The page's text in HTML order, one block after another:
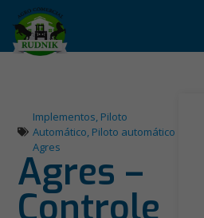
Implementos, Piloto
Automático, Piloto automático
Agres
Agres –
Controle